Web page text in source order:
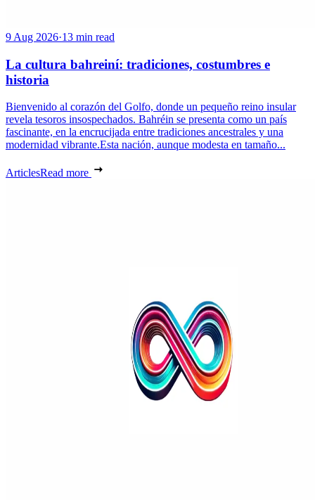
9 Aug 2026·13 min read
La cultura bahreiní: tradiciones, costumbres e
historia
Bienvenido al corazón del Golfo, donde un pequeño reino insular
revela tesoros insospechados. Bahréin se presenta como un país
fascinante, en la encrucijada entre tradiciones ancestrales y una
modernidad vibrante.Esta nación, aunque modesta en tamaño...
ArticlesRead more